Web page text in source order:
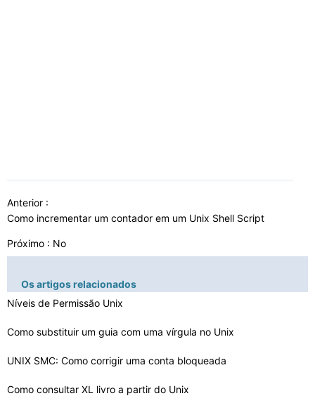
Anterior :
Como incrementar um contador em um Unix Shell Script
Próximo : No
Os artigos relacionados
Níveis de Permissão Unix
Como substituir um guia com uma vírgula no Unix
UNIX SMC: Como corrigir uma conta bloqueada
Como consultar XL livro a partir do Unix